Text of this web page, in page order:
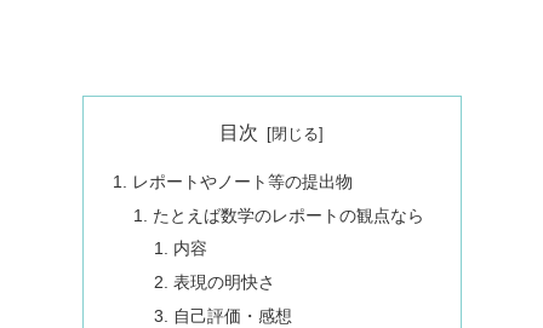
目次
レポートやノート等の提出物
たとえば数学のレポートの観点なら
内容
表現の明快さ
自己評価・感想